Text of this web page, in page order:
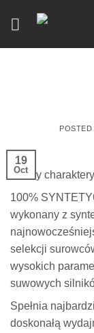
POSTED
19
Oct
Cechy
100%
wykonany z
selekcji
wysokich
suwowych
Spełnia
doskonałą